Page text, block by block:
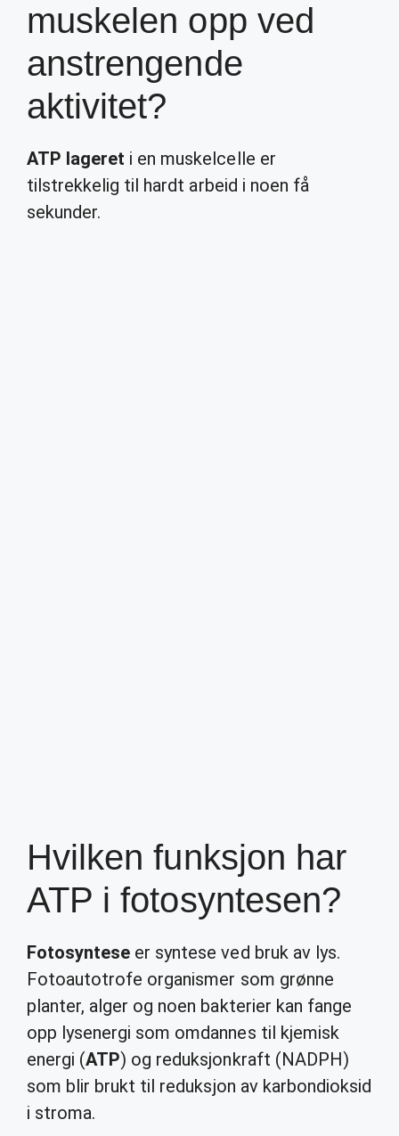
muskelen opp ved
anstrengende
aktivitet?
ATP lageret i en muskelcelle er
tilstrekkelig til hardt arbeid i noen få
sekunder.
Hvilken funksjon har
ATP i fotosyntesen?
Fotosyntese er syntese ved bruk av lys.
Fotoautotrofe organismer som grønne
planter, alger og noen bakterier kan fange
opp lysenergi som omdannes til kjemisk
energi (ATP) og reduksjonkraft (NADPH)
som blir brukt til reduksjon av karbondioksid
i stroma.